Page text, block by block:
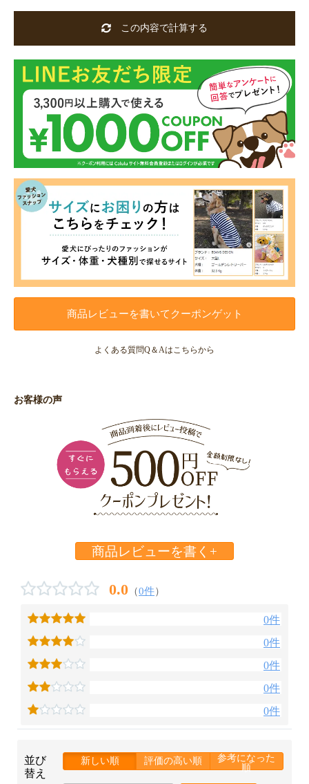
この内容で計算する
商品レビューを書いてクーポンゲット
よくある質問Q＆Aはこちらから
お客様の声
商品レビューを書く+
0.0 （0件）
0件
0件
0件
0件
0件
並び
替え
新しい順 評価の高い順
参考になった
順